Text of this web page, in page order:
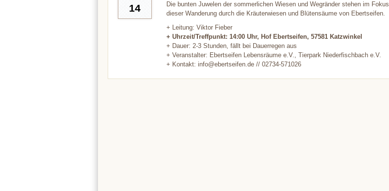
14
Die bunten Juwelen der sommerlichen Wiesen und Wegränder stehen im Fokus
dieser Wanderung durch die Kräuterwiesen und Blütensäume von Ebertseifen.
+ Leitung: Viktor Fieber
+ Uhrzeit/Treffpunkt: 14:00 Uhr, Hof Ebertseifen, 57581 Katzwinkel
+ Dauer: 2-3 Stunden, fällt bei Dauerregen aus
+ Veranstalter: Ebertseifen Lebensräume e.V., Tierpark Niederfischbach e.V.
+ Kontakt: info@ebertseifen.de // 02734-571026